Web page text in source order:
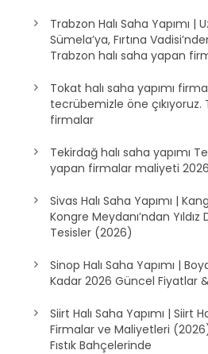
Trabzon Halı Saha Yapımı |
Sümela’ya, Fırtına
Trabzon halı saha yapan
Tokat halı saha yapımı
tecrübemizle öne çıkıyoruz.
firmalar
Tekirdağ halı saha yapımı
yapan firmalar maliyeti 2026
Sivas Halı Saha Yapımı |
Kongre Meydanı’ndan Yıldız
Tesisler (2026)
Sinop Halı Saha Yapımı |
Kadar 2026 Güncel Fiyatlar
Siirt Halı Saha Yapımı | Siirt
Firmalar ve Maliyetleri
Fıstık Bahçelerinde